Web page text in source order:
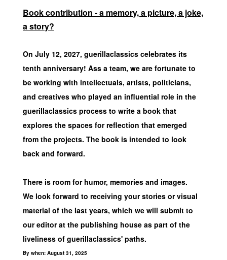
Book contribution - a memory, a picture, a joke,
a story?
On July 12, 2027, guerillaclassics celebrates its
tenth anniversary! Ass a team, we are fortunate to
be working with intellectuals, artists, politicians,
and creatives who played an influential role in the
guerillaclassics process to write a book that
explores the spaces for reflection that emerged
from the projects. The book is intended to look
back and forward.
There is room for humor, memories and images.
We look forward to receiving your stories or visual
material of the last years, which we will submit to
our editor at the publishing house as part of the
liveliness of guerillaclassics' paths.
By when: August 31, 2025